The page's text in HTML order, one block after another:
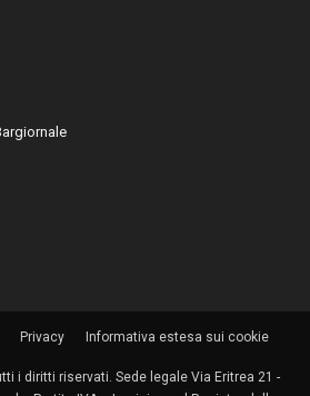
Privacy Informativa estesa sui cookie
i diritti riservati. Sede legale Via Eritrea 21 -